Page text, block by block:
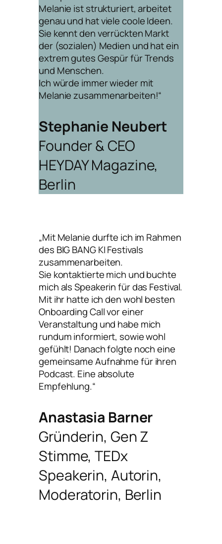
Melanie ist strukturiert, arbeitet
genau und hat viele coole Ideen.
Sie kennt den verrückten Markt
der (sozialen) Medien und hat ein
extrem gutes Gespür für Trends
und Menschen.
Ich würde immer wieder mit
Melanie zusammenarbeiten!“
Stephanie Neubert
Founder & CEO
HEYDAY Magazine,
Berlin
„Mit Melanie durfte ich im Rahmen
des BIG BANG KI Festivals
zusammenarbeiten.
Sie kontaktierte mich und buchte
mich als Speakerin für das Festival.
Mit ihr hatte ich den wohl besten
Onboarding Call vor einer
Veranstaltung und habe mich
rundum informiert, sowie wohl
gefühlt! Danach folgte noch eine
gemeinsame Aufnahme für ihren
Podcast. Eine absolute
Empfehlung.“
Anastasia Barner
Gründerin, Gen Z
Stimme, TEDx
Speakerin, Autorin,
Moderatorin, Berlin